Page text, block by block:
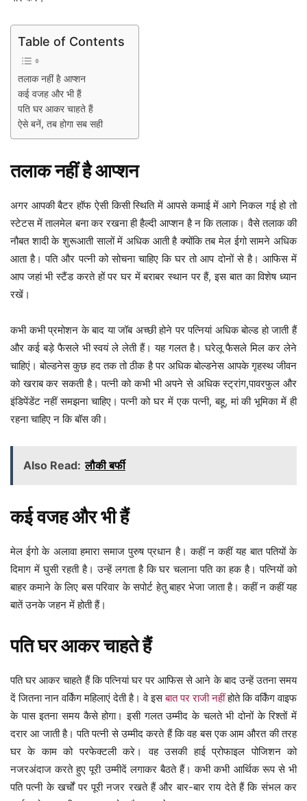
Table of Contents
तलाक नहीं है आप्शन
कई वजह और भी हैं
पति घर आकर चाहते हैं
ऐसे बनें, तब होगा सब सही
तलाक नहीं है आप्शन
अगर आपकी बैटर हॉफ ऐसी किसी स्थिति में आपसे कमाई में आगे निकल गई हो तो
स्टेटस में तालमेल बना कर रखना ही हैल्दी आप्शन है न कि तलाक। वैसे तलाक की
नौबत शादी के शुरूआती सालों में अधिक आती है क्योंकि तब मेल ईगो सामने अधिक
आता है। पति और पत्नी को सोचना चाहिए कि घर तो आप दोनों से है। आफिस में
आप जहां भी स्टैंड करते हों पर घर में बराबर स्थान पर हैं, इस बात का विशेष ध्यान
रखें।
कभी कभी प्रमोशन के बाद या जॉब अच्छी होने पर पत्नियां अधिक बोल्ड हो जाती हैं
और कई बड़े फैसले भी स्वयं ले लेती हैं। यह गलत है। घरेलू फैसले मिल कर लेने
चाहिएं। बोल्डनेस कुछ हद तक तो ठीक है पर अधिक बोल्डनेस आपके गृहस्थ जीवन
को खराब कर सकती है। पत्नी को कभी भी अपने से अधिक स्ट्रांग,पावरफुल और
इंडिपेंडेंट नहीं समझना चाहिए। पत्नी को घर में एक पत्नी, बहू, मां की भूमिका में ही
रहना चाहिए न कि बॉस की।
Also Read: लौकी बर्फी
कई वजह और भी हैं
मेल ईगो के अलावा हमारा समाज पुरुष प्रधान है। कहीं न कहीं यह बात पतियों के
दिमाग में घुसी रहती है। उन्हें लगता है कि घर चलाना पति का हक है। पत्नियों को
बाहर कमाने के लिए बस परिवार के सपोर्ट हेतु बाहर भेजा जाता है। कहीं न कहीं यह
बातें उनके जहन में होती हैं।
पति घर आकर चाहते हैं
पति घर आकर चाहते हैं कि पत्नियां घर पर आफिस से आने के बाद उन्हें उतना समय
दें जितना नान वर्किंग महिलाएं देती है। वे इसबात पर राजी नहींहोते कि वर्किंग वाइफ
के पास इतना समय कैसे होगा। इसी गलत उम्मीद के चलते भी दोनों के रिश्तों में
दरार आ जाती है। पति पत्नी से उम्मीद करते हैं कि वह बस एक आम औरत की तरह
घर के काम को परफेक्टली करे। वह उसकी हाई प्रोफाइल पोजिशन को
नजरअंदाज करते हुए पूरी उम्मीदें लगाकर बैठते हैं। कभी कभी आर्थिक रूप से भी
पति पत्नी के खर्चों पर पूरी नजर रखते हैं और बार-बार राय देते हैं कि संभल कर